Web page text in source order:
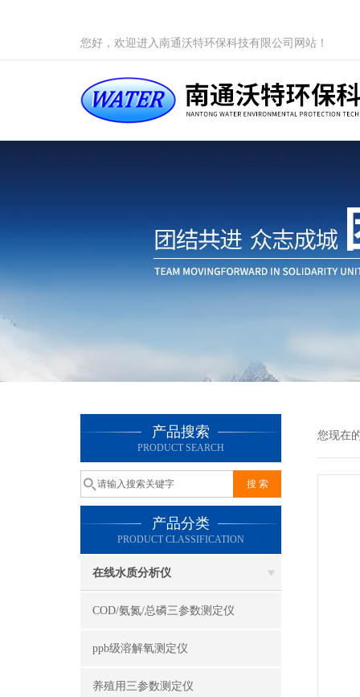
您好，欢迎进入南通沃特环保科技有限公司网站！
产品搜索
PRODUCT SEARCH
产品分类
PRODUCT CLASSIFICATION
在线水质分析仪
COD/氨氮/总磷三参数测定仪
ppb级溶解氧测定仪
养殖用三参数测定仪
您现在